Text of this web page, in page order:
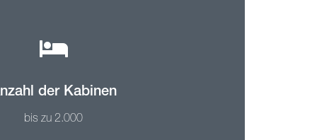
der Kabinen
bis zu 2.000